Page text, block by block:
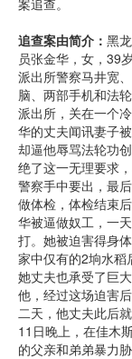
案追查。
追查案由简介： 黑
员张金华，女，39
派出所警察马井宽
脑、两部手机和法
派出所，关在一个
华的丈夫闻讯妻子
却逼他辱骂法轮功
绝了这一无理要求
警察手中要出，最
做体检，体检结束
华被逼做奴工，一
打。她被迫害得身
家中仅有的2垧水稻
她丈夫也承受了巨
他，经过这场迫害
二天，他丈夫此后
11日晚上，在佳木
的父亲和弟弟暴力